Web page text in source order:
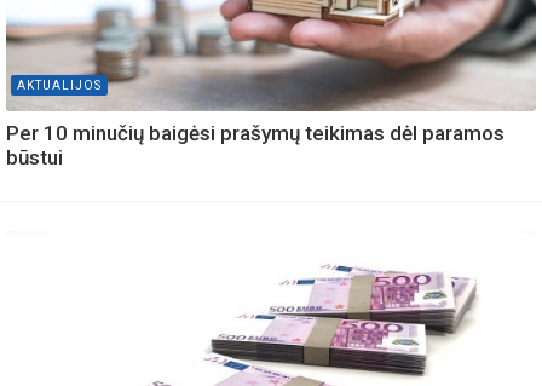
AKTUALIJOS
Per 10 minučių baigėsi prašymų teikimas dėl paramos
būstui